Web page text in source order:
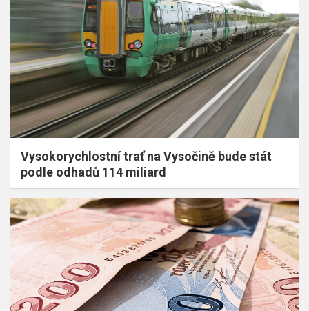
Vysokorychlostní trať na Vysočině bude stát
podle odhadů 114 miliard